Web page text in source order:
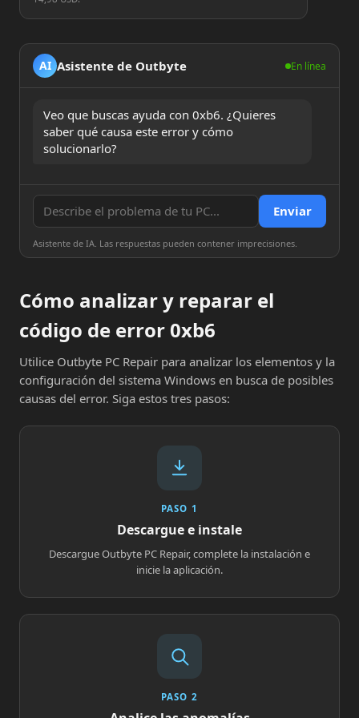
AI Asistente de Outbyte En línea
Veo que buscas ayuda con 0xb6. ¿Quieres
saber qué causa este error y cómo
solucionarlo?
Enviar
Asistente de IA. Las respuestas pueden contener imprecisiones.
Cómo analizar y reparar el
código de error 0xb6
Utilice Outbyte PC Repair para analizar los elementos y la
configuración del sistema Windows en busca de posibles
causas del error. Siga estos tres pasos:
PASO 1
Descargue e instale
Descargue Outbyte PC Repair, complete la instalación e
inicie la aplicación.
PASO 2